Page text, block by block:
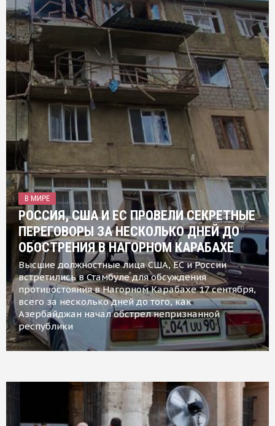
В МИРЕ
РОССИЯ, США И ЕС ПРОВЕЛИ СЕКРЕТНЫЕ
ПЕРЕГОВОРЫ ЗА НЕСКОЛЬКО ДНЕЙ ДО
ОБОСТРЕНИЯ В НАГОРНОМ КАРАБАХЕ
Высшие должностные лица США, ЕС и России
встретились в Стамбуле для обсуждения
противостояния в Нагорном Карабахе 17 сентября,
всего за несколько дней до того, как
Азербайджан начал обстрел непризнанной
республики